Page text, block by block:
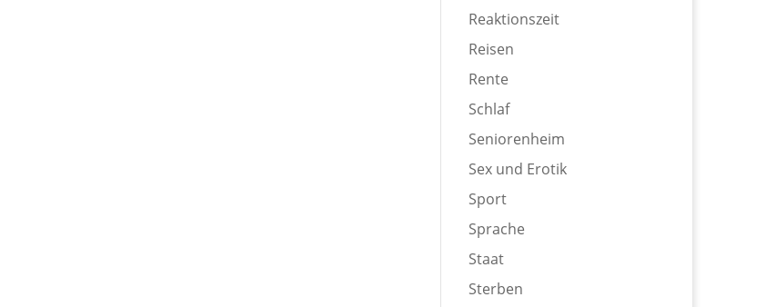
Reaktionszeit
Reisen
Rente
Schlaf
Seniorenheim
Sex und Erotik
Sport
Sprache
Staat
Sterben